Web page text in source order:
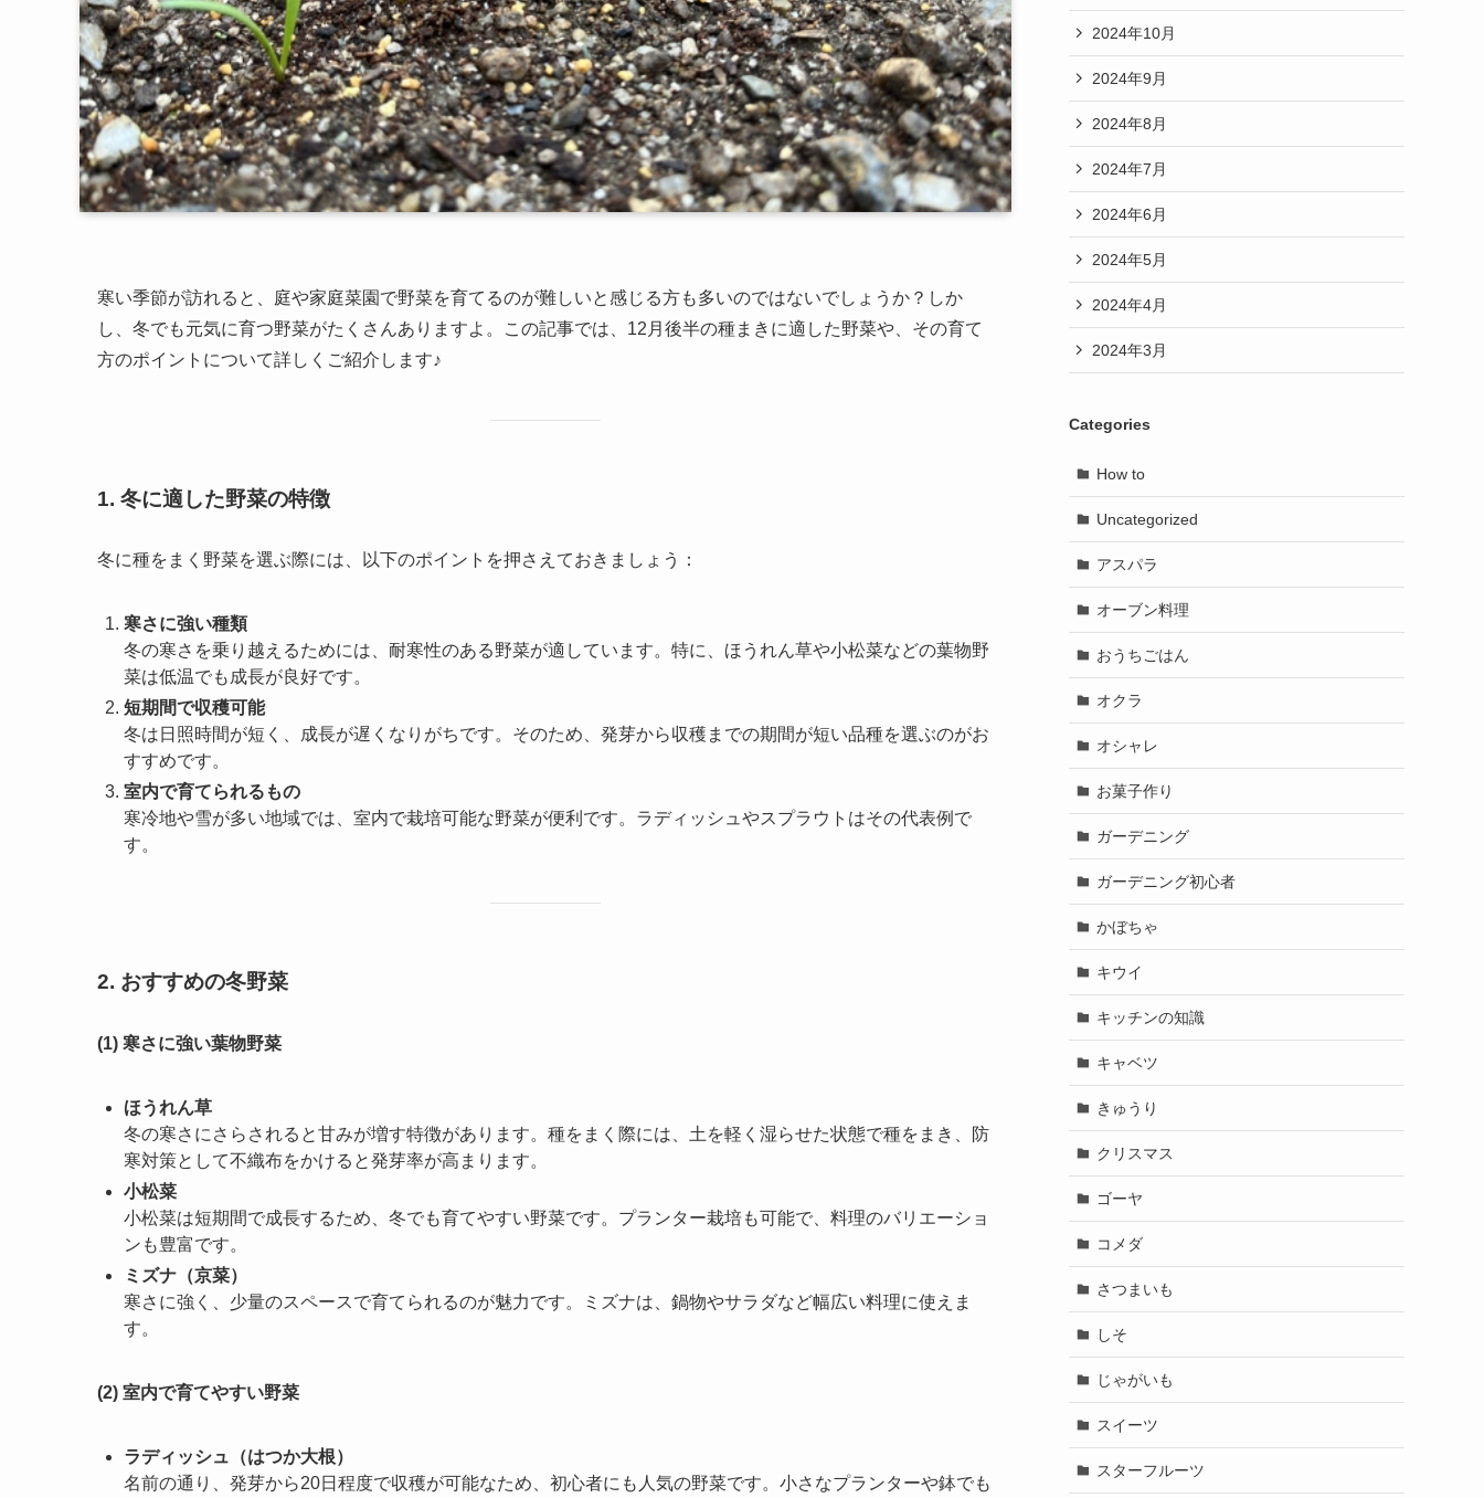
寒い季節が訪れると、庭や家庭菜園で野菜を育てるのが難しいと感じる方も多いのではないでしょうか？しか
し、冬でも元気に育つ野菜がたくさんありますよ。この記事では、12月後半の種まきに適した野菜や、その育て
方のポイントについて詳しくご紹介します♪
1. 冬に適した野菜の特徴
冬に種をまく野菜を選ぶ際には、以下のポイントを押さえておきましょう：
寒さに強い種類
冬の寒さを乗り越えるためには、耐寒性のある野菜が適しています。特に、ほうれん草や小松菜などの葉物野
菜は低温でも成長が良好です。
短期間で収穫可能
冬は日照時間が短く、成長が遅くなりがちです。そのため、発芽から収穫までの期間が短い品種を選ぶのがお
すすめです。
室内で育てられるもの
寒冷地や雪が多い地域では、室内で栽培可能な野菜が便利です。ラディッシュやスプラウトはその代表例で
す。
2. おすすめの冬野菜
(1) 寒さに強い葉物野菜
ほうれん草
冬の寒さにさらされると甘みが増す特徴があります。種をまく際には、土を軽く湿らせた状態で種をまき、防
寒対策として不織布をかけると発芽率が高まります。
小松菜
小松菜は短期間で成長するため、冬でも育てやすい野菜です。プランター栽培も可能で、料理のバリエーショ
ンも豊富です。
ミズナ（京菜）
寒さに強く、少量のスペースで育てられるのが魅力です。ミズナは、鍋物やサラダなど幅広い料理に使えま
す。
(2) 室内で育てやすい野菜
ラディッシュ（はつか大根）
名前の通り、発芽から20日程度で収穫が可能なため、初心者にも人気の野菜です。小さなプランターや鉢でも
2024年10月
2024年9月
2024年8月
2024年7月
2024年6月
2024年5月
2024年4月
2024年3月
Categories
How to
Uncategorized
アスパラ
オーブン料理
おうちごはん
オクラ
オシャレ
お菓子作り
ガーデニング
ガーデニング初心者
かぼちゃ
キウイ
キッチンの知識
キャベツ
きゅうり
クリスマス
ゴーヤ
コメダ
さつまいも
しそ
じゃがいも
スイーツ
スターフルーツ